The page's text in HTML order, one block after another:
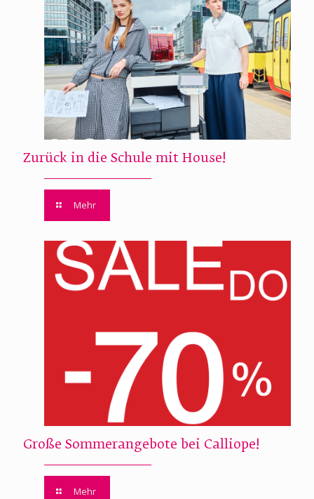
Zurück in die Schule mit House!
Mehr
Große Sommerangebote bei Calliope!
Mehr